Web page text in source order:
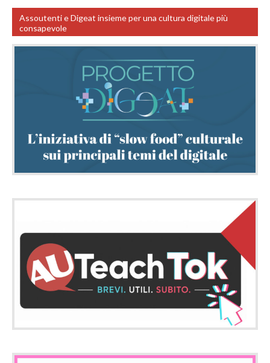
Assoutenti e Digeat insieme per una cultura digitale più
consapevole